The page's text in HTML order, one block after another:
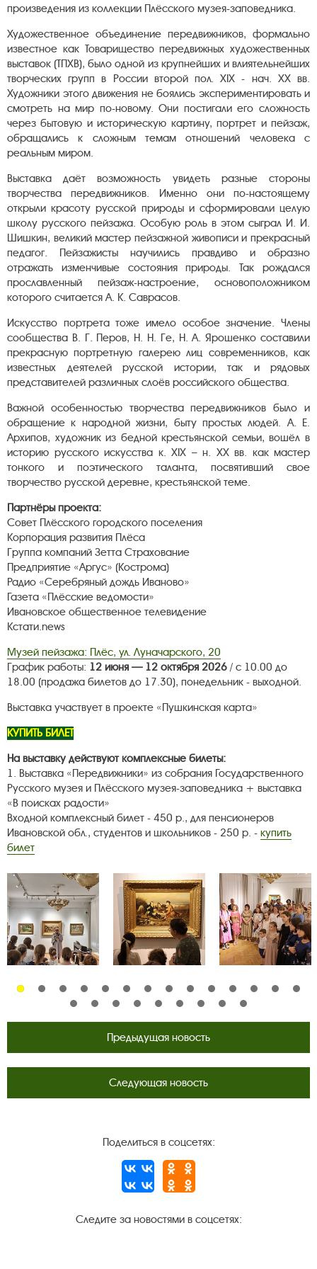
произведения из коллекции Плёсского музея-заповедника.
Художественное объединение передвижников, формально
известное как Товарищество передвижных художественных
выставок (ТПХВ), было одной из крупнейших и влиятельнейших
творческих групп в России второй пол. XIX - нач. XX вв.
Художники этого движения не боялись экспериментировать и
смотреть на мир по-новому. Они постигали его сложность
через бытовую и историческую картину, портрет и пейзаж,
обращались к сложным темам отношений человека с
реальным миром.
Выставка даёт возможность увидеть разные стороны
творчества передвижников. Именно они по-настоящему
открыли красоту русской природы и сформировали целую
школу русского пейзажа. Особую роль в этом сыграл И. И.
Шишкин, великий мастер пейзажной живописи и прекрасный
педагог. Пейзажисты научились правдиво и образно
отражать изменчивые состояния природы. Так рождался
прославленный пейзаж-настроение, основоположником
которого считается А. К. Саврасов.
Искусство портрета тоже имело особое значение. Члены
сообщества В. Г. Перов, Н. Н. Ге, Н. А. Ярошенко составили
прекрасную портретную галерею лиц современников, как
известных деятелей русской истории, так и рядовых
представителей различных слоёв российского общества.
Важной особенностью творчества передвижников было и
обращение к народной жизни, быту простых людей. А. Е.
Архипов, художник из бедной крестьянской семьи, вошёл в
историю русского искусства к. XIX – н. XX вв. как мастер
тонкого и поэтического таланта, посвятивший свое
творчество русской деревне, крестьянской теме.
Партнёры проекта:
Совет Плёсского городского поселения
Корпорация развития Плёса
Группа компаний Зетта Страхование
Предприятие «Аргус» (Кострома)
Радио «Серебряный дождь Иваново»
Газета «Плёсские ведомости»
Ивановское общественное телевидение
Кстати.news
Музей пейзажа: Плёс, ул. Луначарского, 20
График работы: 12 июня — 12 октября 2026 / с 10.00 до
18.00 (продажа билетов до 17.30), понедельник - выходной.
Выставка участвует в проекте «Пушкинская карта»
КУПИТЬ БИЛЕТ
На выставку действуют комплексные билеты:
1. Выставка «Передвижники» из собрания Государственного
Русского музея и Плёсского музея-заповедника + выставка
«В поисках радости»
Входной комплексный билет - 450 р., для пенсионеров
Ивановской обл., студентов и школьников - 250 р. - купить
билет
Предыдущая новость
Следующая новость
Поделиться в соцсетях:
Следите за новостями в соцсетях: